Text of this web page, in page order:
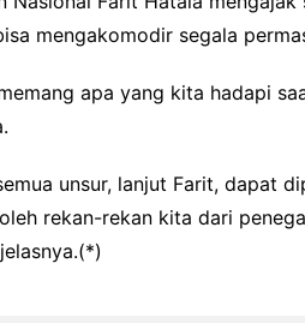
mengakomodir segala
apa yang kita hadapi
unsur, lanjut Farit, dapat
rekan-rekan kita dari